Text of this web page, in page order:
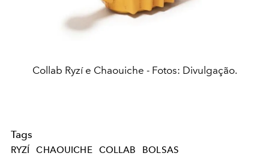
Collab Ryzí e Chaouiche - Fotos: Divulgação.
Tags
RYZÍ CHAOUICHE COLLAB BOLSAS